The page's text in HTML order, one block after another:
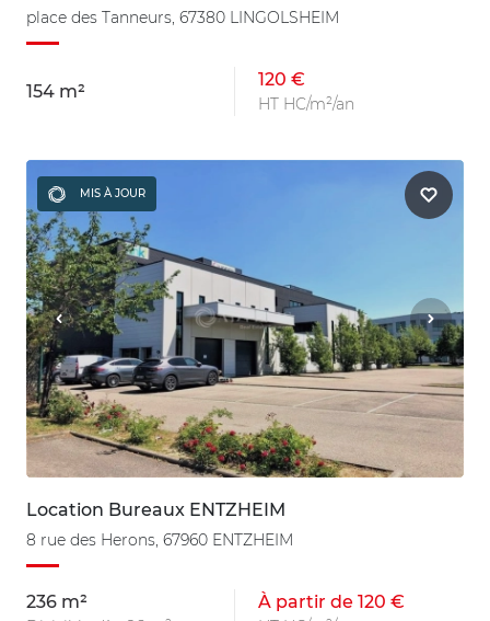
place des Tanneurs, 67380 LINGOLSHEIM
154 m²
120 €
HT HC/m²/an
MIS À JOUR
Location Bureaux ENTZHEIM
8 rue des Herons, 67960 ENTZHEIM
236 m² À partir de 120 €